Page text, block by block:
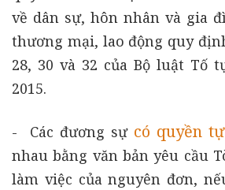
về dân sự, hôn nhân và gia
thương mại, lao động quy
28, 30 và 32 của Bộ luật Tố
2015.
- Các đương sự có quyền
nhau bằng văn bản yêu cầu
làm việc của nguyên đơn,